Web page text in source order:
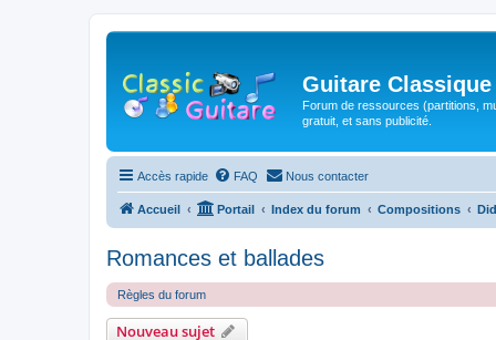
Guitare Classique
Forum de ressources (partitions,
gratuit, et sans publicité.
Accès rapide FAQ Nous contacter
Accueil Portail Index du forum Compositions
Romances et ballades
Règles du forum
Nouveau sujet